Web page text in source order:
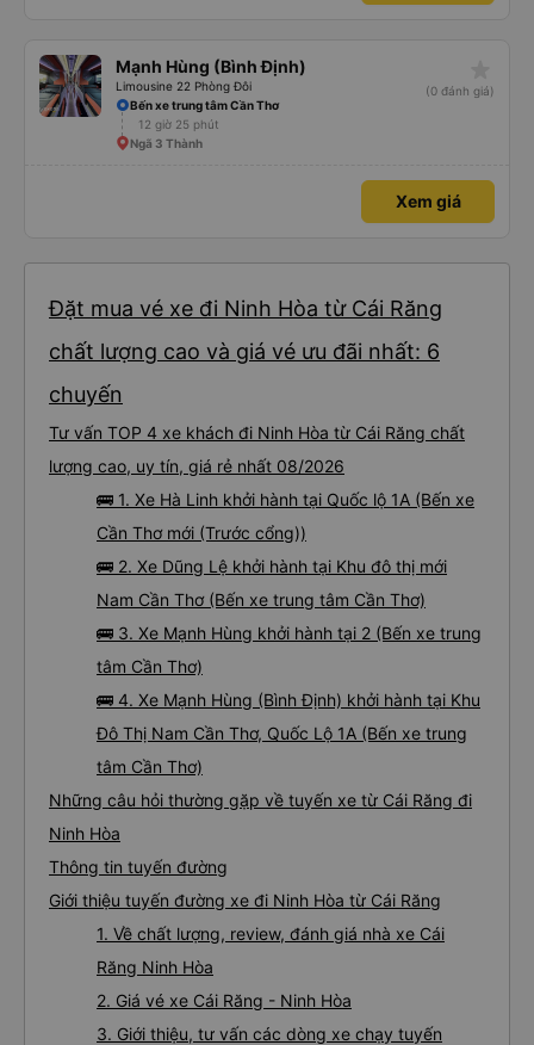
Mạnh Hùng (Bình Định)
Limousine 22 Phòng Đôi
(0 đánh giá)
Bến xe trung tâm Cần Thơ
12 giờ 25 phút
Ngã 3 Thành
Xem giá
Đặt mua vé xe đi Ninh Hòa từ Cái Răng
chất lượng cao và giá vé ưu đãi nhất: 6
chuyến
Tư vấn TOP 4 xe khách đi Ninh Hòa từ Cái Răng chất
lượng cao, uy tín, giá rẻ nhất 08/2026
🚌 1. Xe Hà Linh khởi hành tại Quốc lộ 1A (Bến xe
Cần Thơ mới (Trước cổng))
🚌 2. Xe Dũng Lệ khởi hành tại Khu đô thị mới
Nam Cần Thơ (Bến xe trung tâm Cần Thơ)
🚌 3. Xe Mạnh Hùng khởi hành tại 2 (Bến xe trung
tâm Cần Thơ)
🚌 4. Xe Mạnh Hùng (Bình Định) khởi hành tại Khu
Đô Thị Nam Cần Thơ, Quốc Lộ 1A (Bến xe trung
tâm Cần Thơ)
Những câu hỏi thường gặp về tuyến xe từ Cái Răng đi
Ninh Hòa
Thông tin tuyến đường
Giới thiệu tuyến đường xe đi Ninh Hòa từ Cái Răng
1. Về chất lượng, review, đánh giá nhà xe Cái
Răng Ninh Hòa
2. Giá vé xe Cái Răng - Ninh Hòa
3. Giới thiệu, tư vấn các dòng xe chạy tuyến